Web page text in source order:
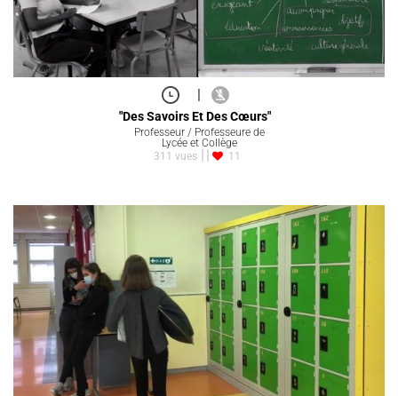
|
"Des Savoirs Et Des Cœurs"
Professeur / Professeure de
Lycée et Collège
311 vues
11